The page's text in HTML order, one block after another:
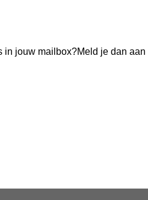
in jouw mailbox?Meld je dan aan